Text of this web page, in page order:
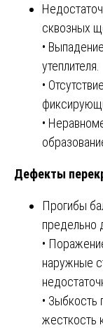
сквозных
•
утеплителя.
•
•
Дефекты
Прогибы
предельно
•
наружные
• Зыбкость
жесткость